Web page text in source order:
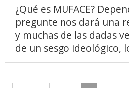
¿Qué es MUFACE?
pregunte nos dará una
y muchas de las dadas
de un sesgo ideológico,